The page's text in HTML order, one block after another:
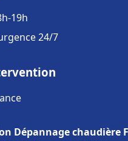
19h
24/7
Dépannage chaudière